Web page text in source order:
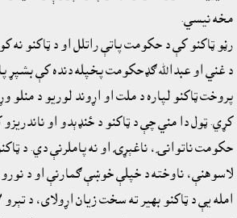
مخه نيسي.
رڼو ټاکنو کې د حکومت پاتې راتلل او د ټاکنو نه
د غني او عبدالله ګډحکومت پخپله دنده کې بشپړ
پروخت ټاکنو لپاره د ملت او اړوند لوريو د منلو
کړي. ټول دا مني چې د ټاکنو د ځنډېدو او
حکومت ناتوانۍ، ناغېړۍ او نه پاملرنې دي. د
لاسوهنې، ناوخته د خپلې خوښې ګمارنې او د نورو